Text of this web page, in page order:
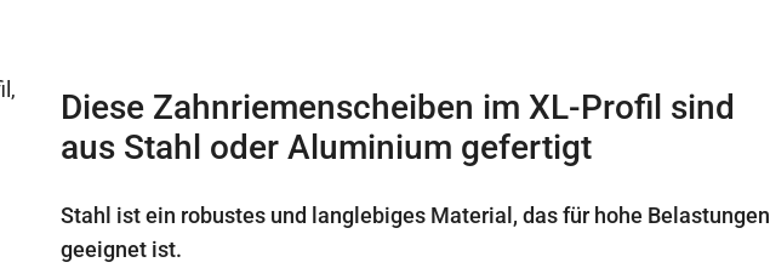
Diese Zahnriemenscheiben im XL-Profil sind
aus Stahl oder Aluminium gefertigt
Stahl ist ein robustes und langlebiges Material, das für hohe Belastungen
geeignet ist.